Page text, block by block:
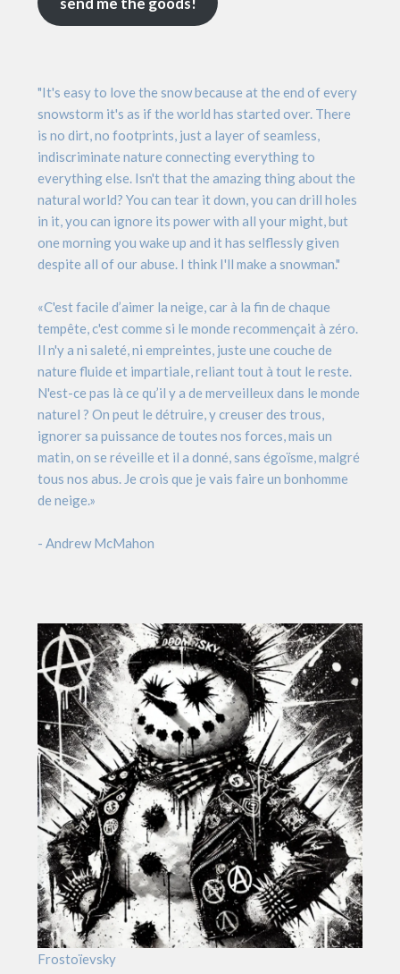
"It's easy to love the snow because at the end of every
snowstorm it's as if the world has started over. There
is no dirt, no footprints, just a layer of seamless,
indiscriminate nature connecting everything to
everything else. Isn't that the amazing thing about the
natural world? You can tear it down, you can drill holes
in it, you can ignore its power with all your might, but
one morning you wake up and it has selflessly given
despite all of our abuse. I think I'll make a snowman."
«C'est facile d’aimer la neige, car à la fin de chaque
tempête, c'est comme si le monde recommençait à zéro.
Il n'y a ni saleté, ni empreintes, juste une couche de
nature fluide et impartiale, reliant tout à tout le reste.
N'est-ce pas là ce qu’il y a de merveilleux dans le monde
naturel ? On peut le détruire, y creuser des trous,
ignorer sa puissance de toutes nos forces, mais un
matin, on se réveille et il a donné, sans égoïsme, malgré
tous nos abus. Je crois que je vais faire un bonhomme
de neige.»
- Andrew McMahon
Frostoïevsky